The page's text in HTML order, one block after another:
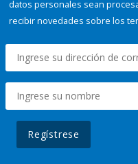
datos personales sean
recibir novedades sobre los
Regístrese